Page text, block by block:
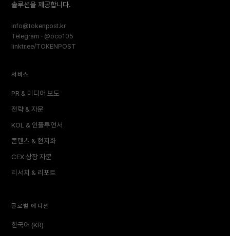
솔루션을 제공합니다.
info@tokenpost.kr
Telegram · @oco105
linktr.ee/TOKENPOST
서비스
PR & 미디어 보도
전략 & 자문
KOL & 인플루언서
콘텐츠 & 현지화
CEX 상장 자문
리서치 & 리포트
글로벌 에디션
한국어 (KR)